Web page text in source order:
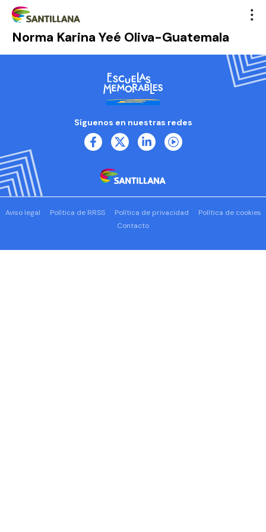
Norma Karina Yeé Oliva-Guatemala
Síguenos en nuestras redes
Aviso legal Política de RRSS Política de privacidad
Política de cookies
Contacto